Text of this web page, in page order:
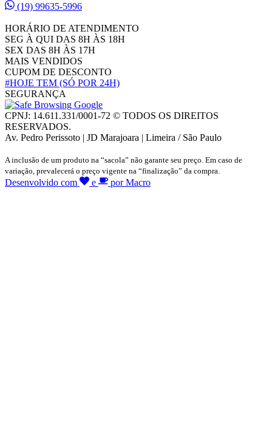
(19) 99635-5996
HORÁRIO DE ATENDIMENTO
SEG À QUI DAS 8H ÀS 18H
SEX DAS 8H ÀS 17H
MAIS VENDIDOS
CUPOM DE DESCONTO
#HOJE TEM (SÓ POR 24H)
SEGURANÇA
CPNJ: 14.611.331/0001-72 © TODOS OS DIREITOS
RESERVADOS.
Av. Pedro Perissoto | JD Marajoara | Limeira / São Paulo
A inclusão de um produto na “sacola” não garante seu preço. Em caso de
variação, prevalecerá o preço vigente na “finalização” da compra.
Desenvolvido com e por Macro